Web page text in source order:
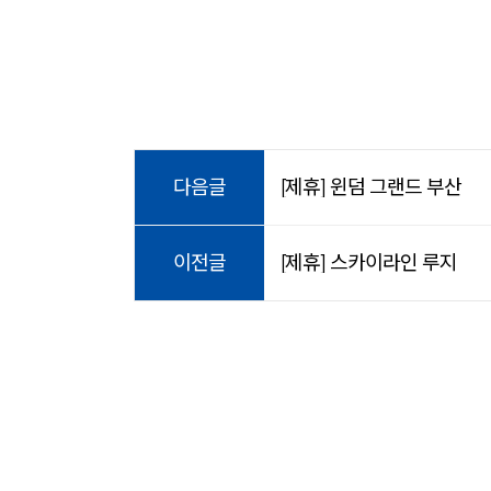
다음글 [제휴] 윈덤 그랜드 부산
이전글 [제휴] 스카이라인 루지